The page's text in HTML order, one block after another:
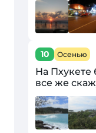
среди
своим
10 Осенью
На Пхукете
все же
самая
отдыха.
шумной